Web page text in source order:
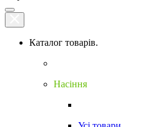
Каталог товарів.
Насіння